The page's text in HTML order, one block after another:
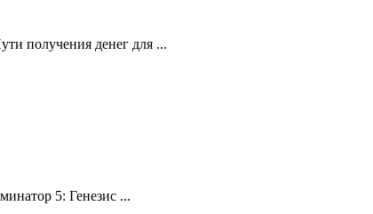
получения денег для ...
5: Генезис ...